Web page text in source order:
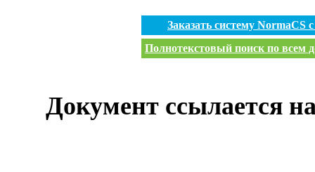
Заказать систему
Полнотекстовый поиск по всем
Документ ссылается